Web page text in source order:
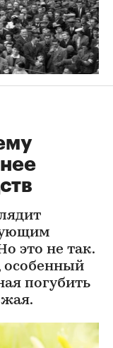
это не так.
особенный
погубить